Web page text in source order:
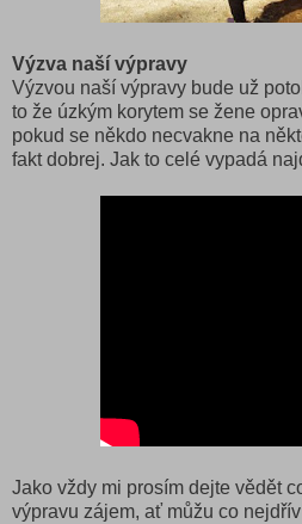
Výzva naší výpravy
Výzvou naší výpravy bude už
to že úzkým korytem se žene
pokud se někdo necvakne na
fakt dobrej. Jak to celé vypadá
Jako vždy mi prosím dejte vědět
výpravu zájem, ať můžu co